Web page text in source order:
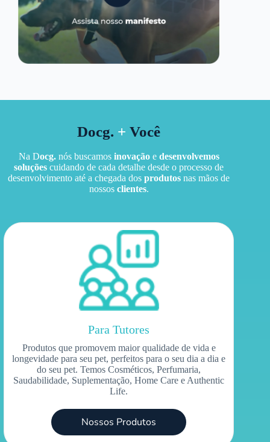
Docg. + Você
Na Docg.nós buscamos inovaçãoe desenvolvemos
soluções cuidando de cada detalhe desde o processo de
desenvolvimento até a chegada dosprodutos nas mãos de
nossos clientes.
Para Tutores
Produtos que promovem maior qualidade de vida e
longevidade para seu pet, perfeitos para o seu dia a dia e
do seu pet. Temos Cosméticos, Perfumaria,
Saudabilidade, Suplementação, Home Care e Authentic
Life.
Nossos Produtos